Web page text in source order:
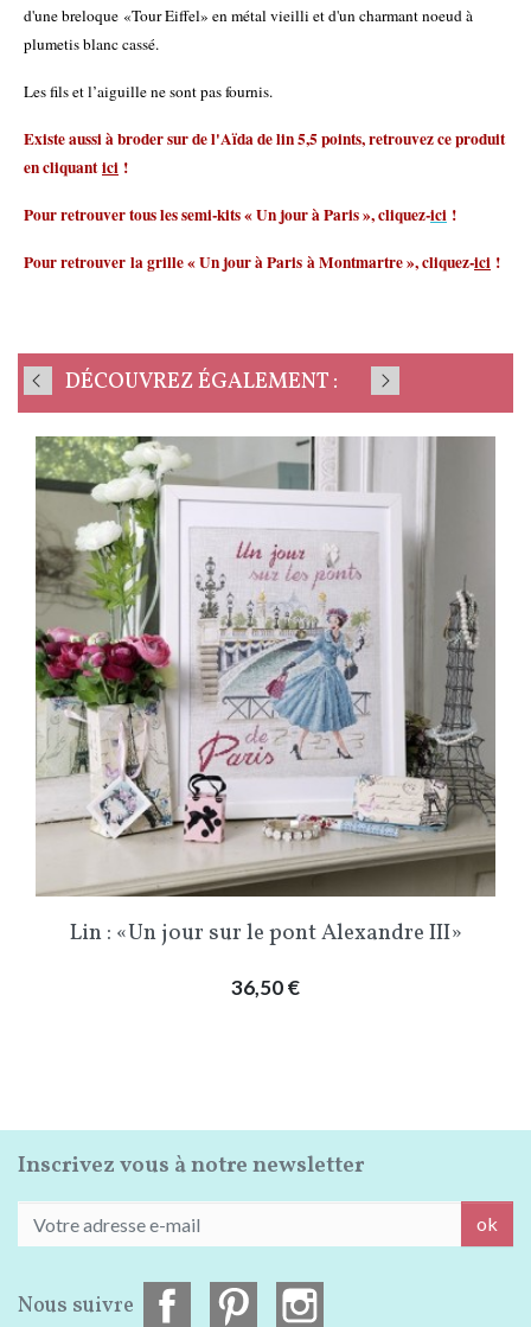
d'une breloque «Tour Eiffel» en métal vieilli et d'un charmant noeud à
plumetis blanc cassé.
Les fils et l’aiguille ne sont pas fournis.
Existe aussi à broder sur de l'Aïda de lin 5,5 points, retrouvez ce produit
en cliquantici !
Pour retrouver tous les semi-kits « Un jour à Paris », cliquez-ici !
Pour retrouver la grille « Un jour à Paris à Montmartre »,cliquez-ici !
DÉCOUVREZ ÉGALEMENT :
Lin : «Un jour sur le pont Alexandre III»
Prix
36,50 €
Inscrivez vous à notre newsletter
ok
Nous suivre